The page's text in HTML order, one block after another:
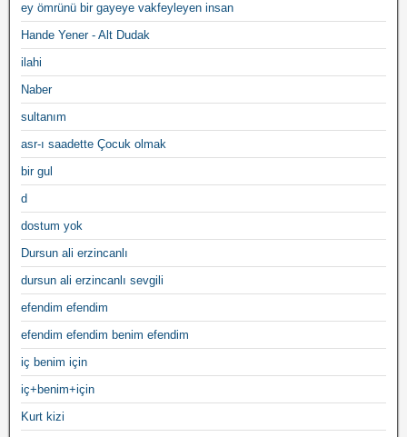
ey ömrünü bir gayeye vakfeyleyen insan
Hande Yener - Alt Dudak
ilahi
Naber
sultanım
asr-ı saadette Çocuk olmak
bir gul
d
dostum yok
Dursun ali erzincanlı
dursun ali erzincanlı sevgili
efendim efendim
efendim efendim benim efendim
iç benim için
iç+benim+için
Kurt kizi